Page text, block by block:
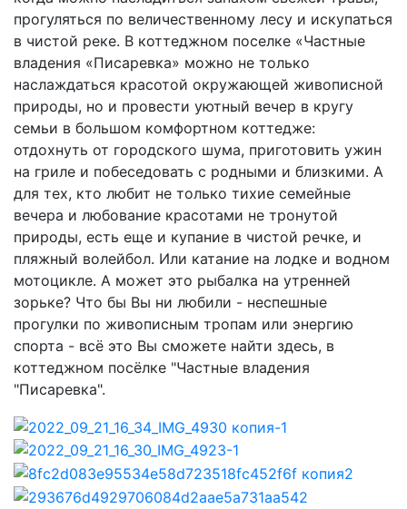
прогуляться по величественному лесу и искупаться
в чистой реке. В коттеджном поселке «Частные
владения «Писаревка» можно не только
наслаждаться красотой окружающей живописной
природы, но и провести уютный вечер в кругу
семьи в большом комфортном коттедже:
отдохнуть от городского шума, приготовить ужин
на гриле и побеседовать с родными и близкими. А
для тех, кто любит не только тихие семейные
вечера и любование красотами не тронутой
природы, есть еще и купание в чистой речке, и
пляжный волейбол. Или катание на лодке и водном
мотоцикле. А может это рыбалка на утренней
зорьке? Что бы Вы ни любили - неспешные
прогулки по живописным тропам или энергию
спорта - всё это Вы сможете найти здесь, в
коттеджном посёлке "Частные владения
"Писаревка".